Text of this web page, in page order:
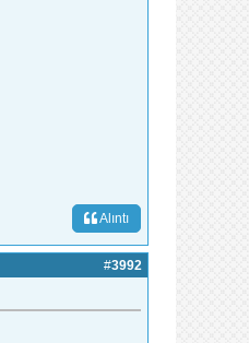
Alıntı
#3992